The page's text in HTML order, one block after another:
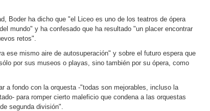
Boder ha dicho que "el Liceo es uno de los teatros de ópera
mundo" y ha confesado que ha resultado "un placer encontrar
retos".
ese mismo aire de autosuperación" y sobre el futuro espera que
por sus museos o playas, sino también por su ópera, como
a fondo con la orquesta -"todas son mejorables, incluso la
para romper cierto maleficio que condena a las orquestas
segunda división".